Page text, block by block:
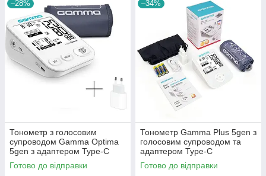
–28%
Тонометр з голосовим
супроводом Gamma Optima
5gen з адаптером Type-C
автоматичний на плече
гарантія 5 років
Готово до відправки
–34%
Тонометр Gamma Plus 5gen з
голосовим супроводом та
адаптером Type-C
автоматичний гарантія 5
років
Готово до відправки